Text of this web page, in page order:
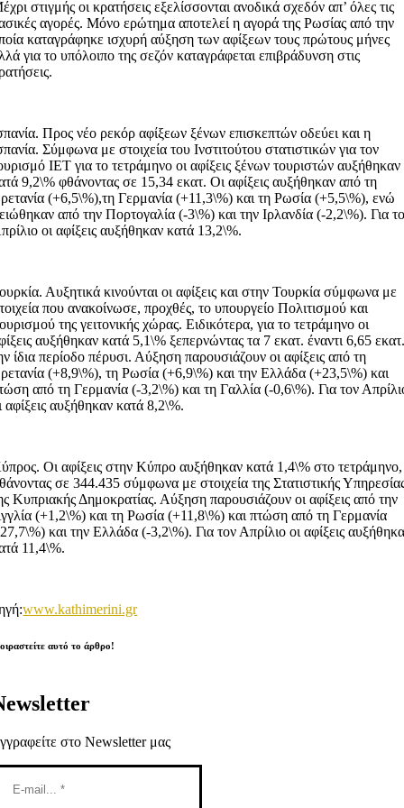
στιγμής οι κρατήσεις εξελίσσονται ανοδικά σχεδόν απ’ όλες τις
αγορές. Μόνο ερώτημα αποτελεί η αγορά της Ρωσίας από την
καταγράφηκε ισχυρή αύξηση των αφίξεων τους πρώτους μήνες
για το υπόλοιπο της σεζόν καταγράφεται επιβράδυνση στις
Προς νέο ρεκόρ αφίξεων ξένων επισκεπτών οδεύει και η
Σύμφωνα με στοιχεία του Ινστιτούτου στατιστικών για τον
ΙΕΤ για το τετράμηνο οι αφίξεις ξένων τουριστών αυξήθηκαν
9,2\% φθάνοντας σε 15,34 εκατ. Οι αφίξεις αυξήθηκαν από τη
(+6,5\%),τη Γερμανία (+11,3\%) και τη Ρωσία (+5,5\%), ενώ
από την Πορτογαλία (-3\%) και την Ιρλανδία (-2,2\%). Για
οι αφίξεις αυξήθηκαν κατά 13,2\%.
Αυξητικά κινούνται οι αφίξεις και στην Τουρκία σύμφωνα με
που ανακοίνωσε, προχθές, το υπουργείο Πολιτισμού και
της γειτονικής χώρας. Ειδικότερα, για το τετράμηνο οι
αυξήθηκαν κατά 5,1\% ξεπερνώντας τα 7 εκατ. έναντι 6,65
ίδια περίοδο πέρυσι. Αύξηση παρουσιάζουν οι αφίξεις από τη
(+8,9\%), τη Ρωσία (+6,9\%) και την Ελλάδα (+23,5\%) και
από τη Γερμανία (-3,2\%) και τη Γαλλία (-0,6\%). Για τον
αφίξεις αυξήθηκαν κατά 8,2\%.
Οι αφίξεις στην Κύπρο αυξήθηκαν κατά 1,4\% στο τετράμηνο,
σε 344.435 σύμφωνα με στοιχεία της Στατιστικής
Κυπριακής Δημοκρατίας. Αύξηση παρουσιάζουν οι αφίξεις από την
(+1,2\%) και τη Ρωσία (+11,8\%) και πτώση από τη Γερμανία
και την Ελλάδα (-3,2\%). Για τον Απρίλιο οι αφίξεις
11,4\%.
www.kathimerini.gr
αυτό το άρθρο!
στο Newsletter μας